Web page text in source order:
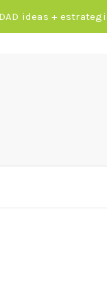
ideas +